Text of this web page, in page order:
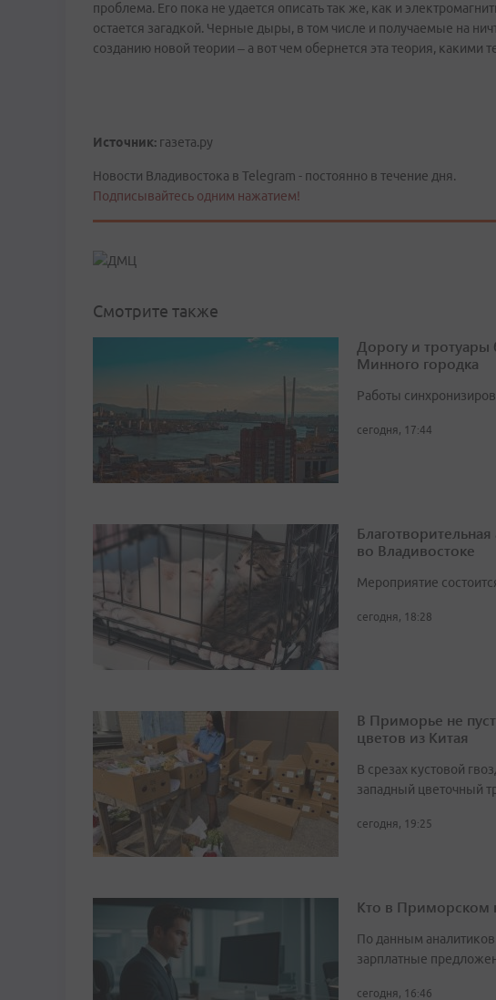
проблема. Его пока не удается описать так же, как и
остается загадкой. Черные дыры, в том числе и получаемые на
созданию новой теории – а вот чем обернется эта теория, какими
Источник: газета.ру
Новости Владивостока в Telegram - постоянно в течение дня.
Подписывайтесь одним нажатием!
Смотрите также
Дорогу и тротуары
Минного городка
Работы
сегодня, 17:44
во Владивостоке
Мероприятие
сегодня, 18:28
В Приморье не
цветов из Китая
В срезах кустовой
западный цветочный
сегодня, 19:25
Кто в Приморском
По данным
зарплатные
сегодня, 16:46